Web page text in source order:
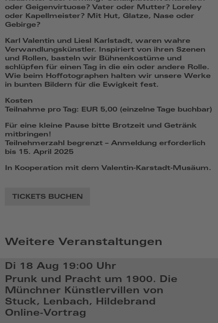
oder Geigenvirtuose? Vater oder Mutter? Loreley
oder Kapellmeister? Mit Hut, Glatze, Nase oder
Gebirge?
Karl Valentin und Liesl Karlstadt, waren wahre
Verwandlungskünstler. Inspiriert von ihren Szenen
und Rollen, basteln wir Bühnenkostüme und
schlüpfen für einen Tag in die ein oder andere Rolle.
Wie beim Hoffotographen halten wir unsere Werke
in bunten Bildern für die Ewigkeit fest.
Kosten
Teilnahme pro Tag: EUR 5,00 (einzelne Tage buchbar)
Für eine kleine Pause bitte Brotzeit und Getränk
mitbringen!
Teilnehmerzahl begrenzt – Anmeldung erforderlich
bis 15. April 2025
In Kooperation mit dem Valentin-Karstadt-Musäum.
TICKETS BUCHEN
Weitere Veranstaltungen
Di 18 Aug 19:00 Uhr
Prunk und Pracht um 1900. Die
Münchner Künstlervillen von
Stuck, Lenbach, Hildebrand
Online-Vortrag